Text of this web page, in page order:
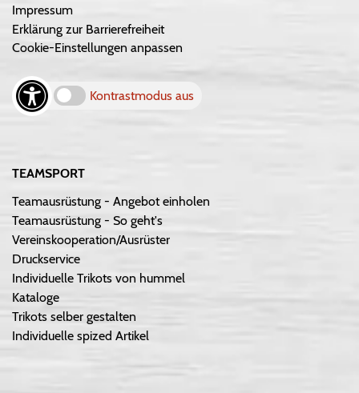
Impressum
Erklärung zur Barrierefreiheit
Cookie-Einstellungen anpassen
Kontrastmodus aus
TEAMSPORT
Teamausrüstung - Angebot einholen
Teamausrüstung - So geht's
Vereinskooperation/Ausrüster
Druckservice
Individuelle Trikots von hummel
Kataloge
Trikots selber gestalten
Individuelle spized Artikel